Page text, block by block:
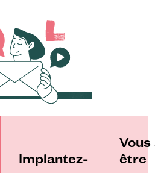
Implantez-
être